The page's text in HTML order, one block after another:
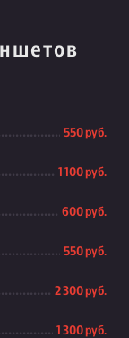
550 руб.
1 100 руб.
600 руб.
550 руб.
2 300 руб.
1 300 руб.